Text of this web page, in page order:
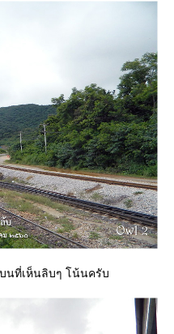
นที่เห็นลิบๆ โน้นครับ